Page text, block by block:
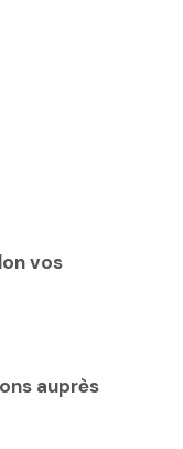
vos
auprès